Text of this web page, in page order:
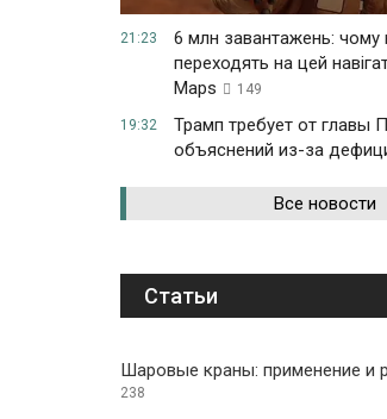
21:23
6 млн завантажень: чому
переходять на цей
Maps
149
19:32
Трамп требует от главы
объяснений из-за
Все новости
Статьи
Шаровые краны: применение и
238